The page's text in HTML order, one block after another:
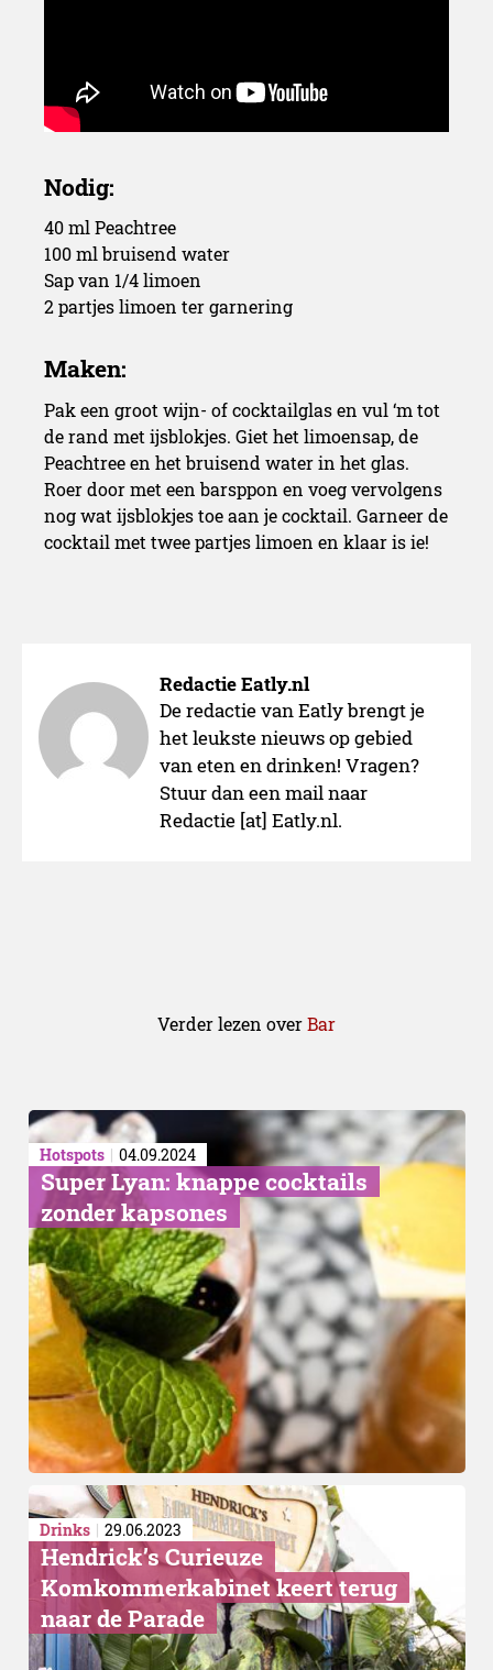
40 ml Peachtree
100 ml bruisend water
Sap van 1/4 limoen
2 partjes limoen ter garnering
Pak een groot wijn- of cocktailglas en vul ‘m tot
de rand met ijsblokjes. Giet het limoensap, de
Peachtree en het bruisend water in het glas.
Roer door met een barsppon en voeg vervolgens
nog wat ijsblokjes toe aan je cocktail. Garneer de
cocktail met twee partjes limoen en klaar is ie!
Redactie Eatly.nl
De redactie van Eatly brengt je
het leukste nieuws op gebied
van eten en drinken! Vragen?
Stuur dan een mail naar
Redactie [at] Eatly.nl.
Verder lezen overBar
Hotspots 04.09.2024
Super Lyan: knappe cocktails
zonder kapsones
Drinks 29.06.2023
Hendrick’s Curieuze
Komkommerkabinet keert terug
naar de Parade